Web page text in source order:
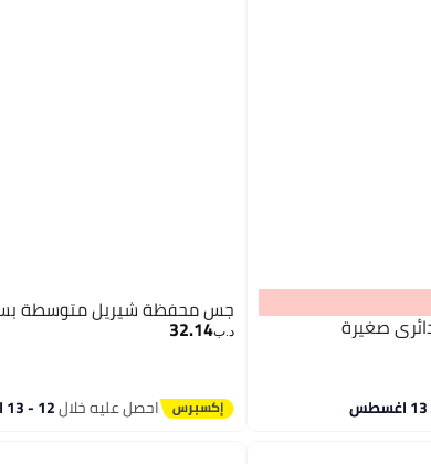
جس محفظة شيريل متوسطة
د.ب‏32.14
احصل عليه خلال12 - 13 اغسطس